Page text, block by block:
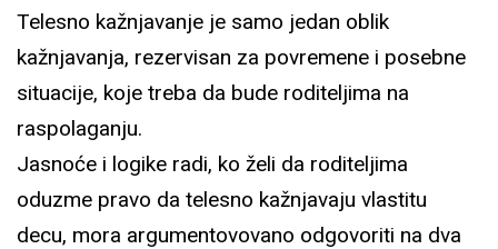
Telesno kažnjavanje je samo jedan oblik
kažnjavanja, rezervisan za povremene i posebne
situacije, koje treba da bude roditeljima na
raspolaganju.
Jasnoće i logike radi, ko želi da roditeljima
oduzme pravo da telesno kažnjavaju vlastitu
decu, mora argumentovovano odgovoriti na dva